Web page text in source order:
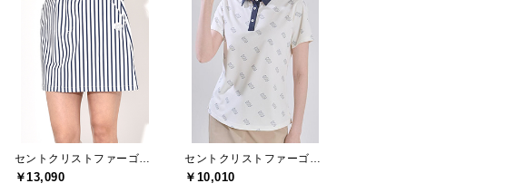
￥13,090 ￥10,010